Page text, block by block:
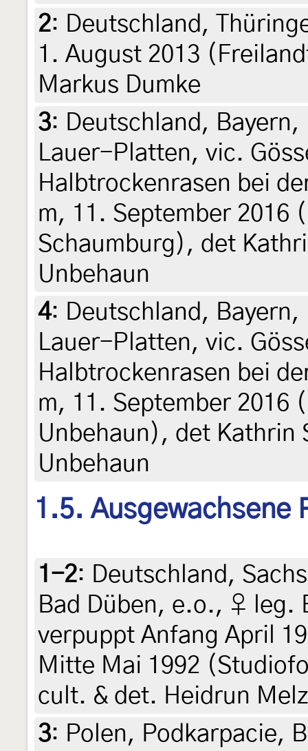
2: Deutschland,
1. August 2013
Markus Dumke
3: Deutschland,
Lauer-Platten, vic.
Halbtrockenrasen bei
m, 11. September 2016
Schaumburg), det
Unbehaun
4: Deutschland,
Lauer-Platten, vic.
Halbtrockenrasen bei
m, 11. September 2016
Unbehaun), det Kathrin
Unbehaun
1.5. Ausgewachsene
1-2: Deutschland,
Bad Düben, e.o., ♀ leg.
verpuppt Anfang April
Mitte Mai 1992
cult. & det. Heidrun
3: Polen, Podkarpacie,